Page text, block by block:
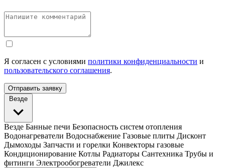
Я согласен с условиями политики конфиденциальности и
пользовательского соглашения.
Отправить заявку
Везде
Везде Банные печи Безопасность систем отопления
Водонагреватели Водоснабжение Газовые плиты Дисконт
Дымоходы Запчасти и горелки Конвекторы газовые
Кондиционирование Котлы Радиаторы Сантехника Трубы и
фитинги Электрообогреватели Джилекс